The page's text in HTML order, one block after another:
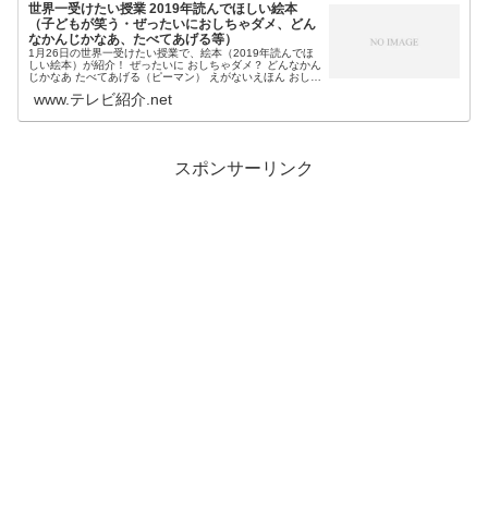
世界一受けたい授業 2019年読んでほしい絵本
（子どもが笑う・ぜったいにおしちゃダメ、どん
なかんじかなあ、たべてあげる等）
1月26日の世界一受けたい授業で、絵本（2019年読んでほ
しい絵本）が紹介！ ぜったいに おしちゃダメ？ どんなかん
じかなあ たべてあげる（ピーマン） えがないえほん おしっ
専門士の杉上佐...
www.テレビ紹介.net
スポンサーリンク